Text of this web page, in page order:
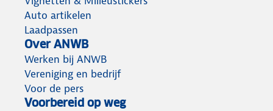
Auto artikelen
Laadpassen
Over ANWB
Werken bij ANWB
Vereniging en bedrijf
Voor de pers
Voorbereid op weg